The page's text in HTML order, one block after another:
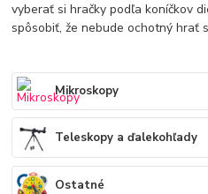
vyberať si hračky podľa koníčkov
spôsobiť, že nebude ochotný hrať
Mikroskopy
Teleskopy a ďalekohľady
Ostatné